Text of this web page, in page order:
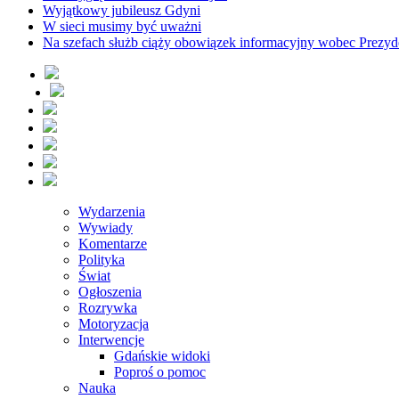
Wyjątkowy jubileusz Gdyni
W sieci musimy być uważni
Na szefach służb ciąży obowiązek informacyjny wobec
Wydarzenia
Wywiady
Komentarze
Polityka
Świat
Ogłoszenia
Rozrywka
Motoryzacja
Interwencje
Gdańskie widoki
Poproś o pomoc
Nauka